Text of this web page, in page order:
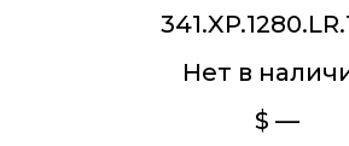
Нет в
$ —